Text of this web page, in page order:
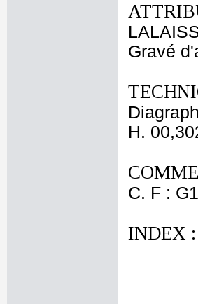
Gravé
H.
C. F :
INDEX :